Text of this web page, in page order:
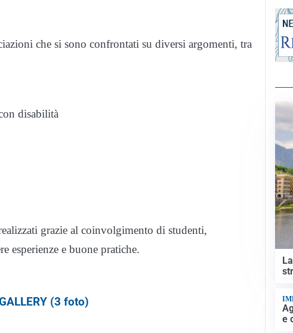
che si sono confrontati su diversi argomenti, tra
disabilità
grazie al coinvolgimento di studenti,
esperienze e buone pratiche.
(3 foto)
e